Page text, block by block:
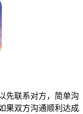
联系对方，简单沟
果双方沟通顺利达成